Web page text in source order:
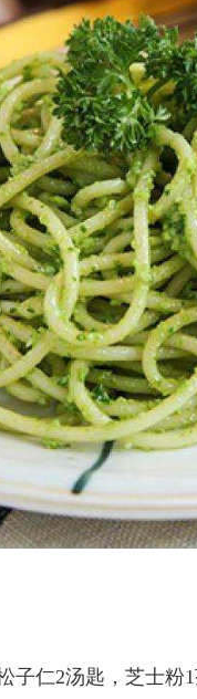
子仁2汤匙，芝士粉